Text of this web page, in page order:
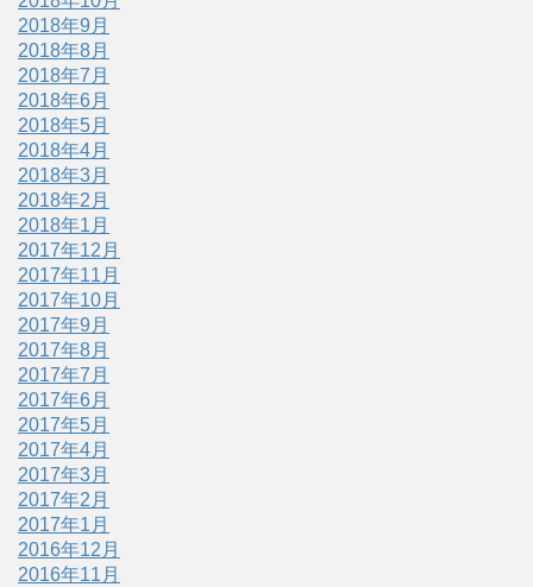
2018年9月
2018年8月
2018年7月
2018年6月
2018年5月
2018年4月
2018年3月
2018年2月
2018年1月
2017年12月
2017年11月
2017年10月
2017年9月
2017年8月
2017年7月
2017年6月
2017年5月
2017年4月
2017年3月
2017年2月
2017年1月
2016年12月
2016年11月